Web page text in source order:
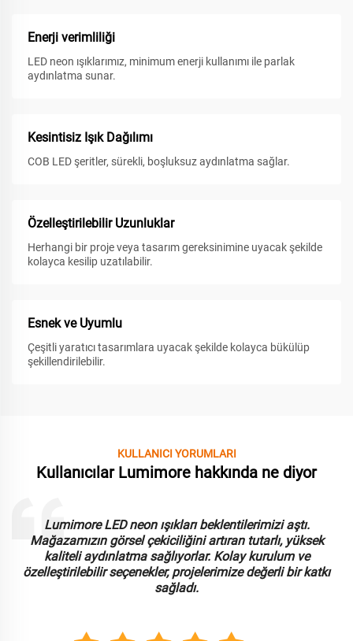
Enerji verimliliği
LED neon ışıklarımız, minimum enerji kullanımı ile parlak
aydınlatma sunar.
Kesintisiz Işık Dağılımı
COB LED şeritler, sürekli, boşluksuz aydınlatma sağlar.
Özelleştirilebilir Uzunluklar
Herhangi bir proje veya tasarım gereksinimine uyacak şekilde
kolayca kesilip uzatılabilir.
Esnek ve Uyumlu
Çeşitli yaratıcı tasarımlara uyacak şekilde kolayca bükülüp
şekillendirilebilir.
KULLANICI YORUMLARI
Kullanıcılar Lumimore hakkında ne diyor
Lumimore LED neon ışıkları beklentilerimizi aştı.
Mağazamızın görsel çekiciliğini artıran tutarlı, yüksek
kaliteli aydınlatma sağlıyorlar. Kolay kurulum ve
özelleştirilebilir seçenekler, projelerimize değerli bir katkı
sağladı.